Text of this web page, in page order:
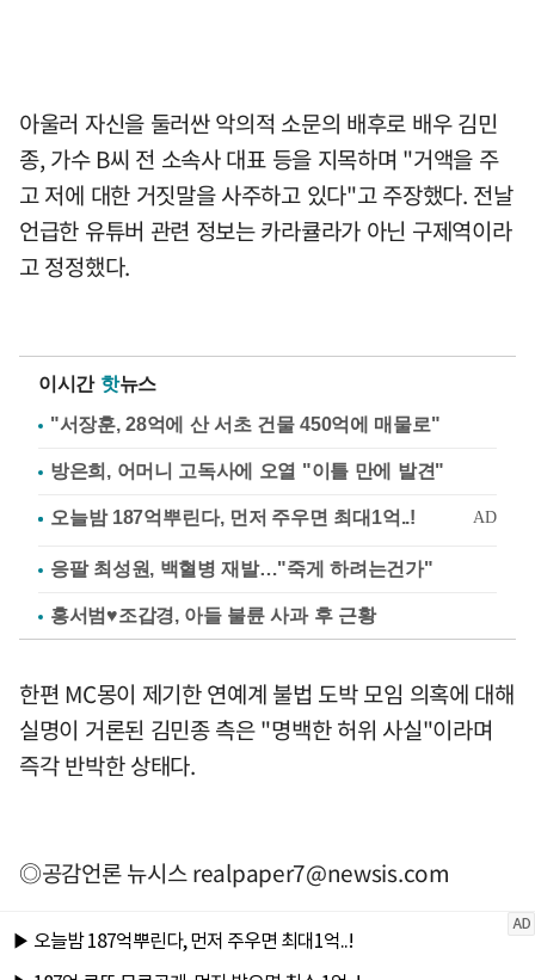
아울러 자신을 둘러싼 악의적 소문의 배후로 배우 김민
종, 가수 B씨 전 소속사 대표 등을 지목하며 "거액을 주
고 저에 대한 거짓말을 사주하고 있다"고 주장했다. 전날
언급한 유튜버 관련 정보는 카라큘라가 아닌 구제역이라
고 정정했다.
이시간 핫뉴스
"서장훈, 28억에 산 서초 건물 450억에 매물로"
방은희, 어머니 고독사에 오열 "이틀 만에 발견"
응팔 최성원, 백혈병 재발…"죽게 하려는건가"
홍서범♥조갑경, 아들 불륜 사과 후 근황
한편 MC몽이 제기한 연예계 불법 도박 모임 의혹에 대해
실명이 거론된 김민종 측은 "명백한 허위 사실"이라며
즉각 반박한 상태다.
◎공감언론 뉴시스realpaper7@newsis.com